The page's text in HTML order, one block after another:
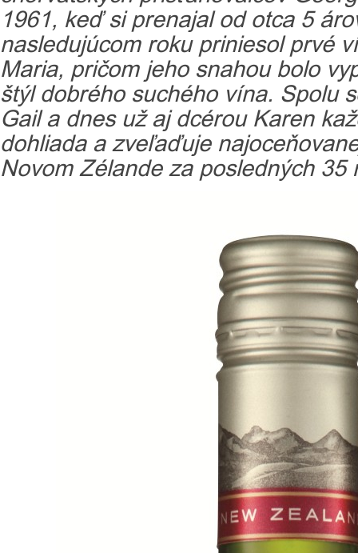
1961, keď si prenajal od otca 5
nasledujúcom roku priniesol prvé
Maria, pričom jeho snahou bolo
štýl dobrého suchého vína. Spolu
Gail a dnes už aj dcérou Karen
dohliada a zveľaďuje
Novom Zélande za posledných 35